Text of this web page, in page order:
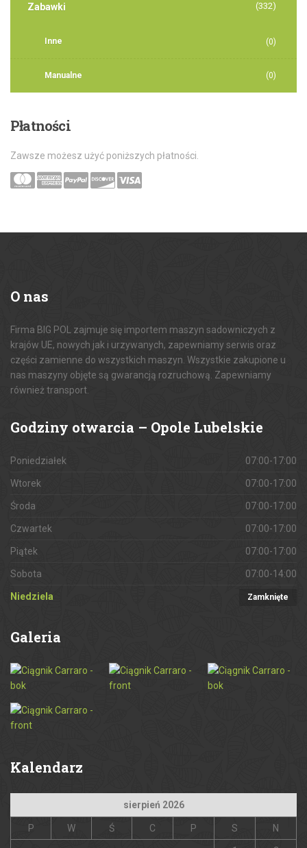
Zabawki (332)
Inne (0)
Manualne (0)
Płatności
Zawsze możesz użyć poniższych płatności.
O nas
Firma BIG POL zajmuje się importem maszyn sadowniczych z
krajów UE, nowych jak i urzywanych, zapewniamy serwis oraz
części zamienne do wszystkich maszyn. Wszystkie zakupione u
nas maszyny objęte są gwarancją rozruchową. Zapewniamy
również transport.
Godziny otwarcia – Opole Lubelskie
Poniedziałek 07:00-17:00
Wtorek 07:00-17:00
Środa 07:00-17:00
Czwartek 07:00-17:00
Piątek 07:00-17:00
Sobota 07:00-14:00
Niedziela Zamknięte
Galeria
Kalendarz
sierpień 2026
P W Ś C P S N